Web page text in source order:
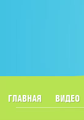
ГЛАВНАЯ ВИДЕО